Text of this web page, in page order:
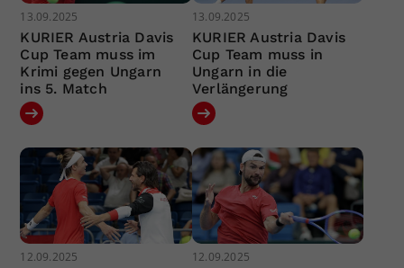
13.09.2025
KURIER Austria Davis
Cup Team muss im
Krimi gegen Ungarn
ins 5. Match
13.09.2025
KURIER Austria Davis
Cup Team muss in
Ungarn in die
Verlängerung
12.09.2025 12.09.2025